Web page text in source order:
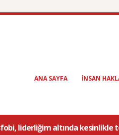
ANA SAYFA INSAN
liderliğim altında kesinlikle